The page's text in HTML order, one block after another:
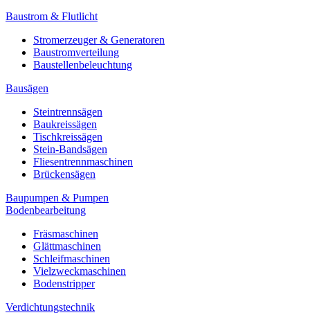
Baustrom & Flutlicht
Stromerzeuger & Generatoren
Baustromverteilung
Baustellenbeleuchtung
Bausägen
Steintrennsägen
Baukreissägen
Tischkreissägen
Stein-Bandsägen
Fliesentrennmaschinen
Brückensägen
Baupumpen & Pumpen
Bodenbearbeitung
Fräsmaschinen
Glättmaschinen
Schleifmaschinen
Vielzweckmaschinen
Bodenstripper
Verdichtungstechnik